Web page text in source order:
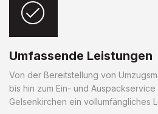
Umfassende Leistungen
Von der Bereitstellung von
bis hin zum Ein- und
Gelsenkirchen ein vollumfängliches